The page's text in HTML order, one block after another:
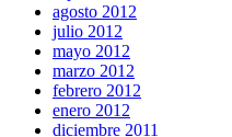
agosto 2012
julio 2012
mayo 2012
marzo 2012
febrero 2012
enero 2012
diciembre 2011